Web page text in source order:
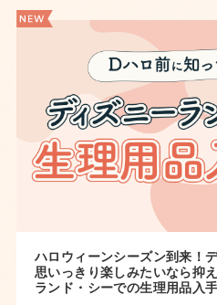
ハロウィーンシーズン到来！
思いっきり楽しみたいなら抑
ランド・シーでの生理用品入